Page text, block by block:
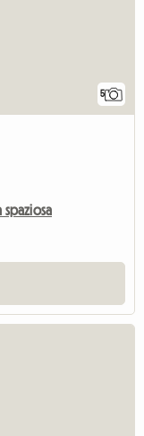
5
spaziosa